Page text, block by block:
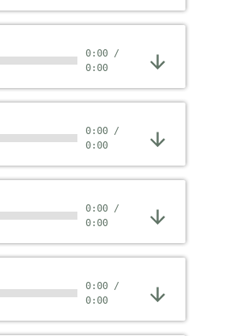
0:00 /
0:00
0:00 /
0:00
0:00 /
0:00
0:00 /
0:00